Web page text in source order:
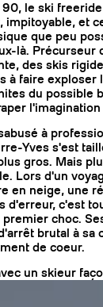
le ski
impitoyable, et
que peu
là. Précurseur
des skis
à faire exploser
du possible
à
Yves s'est
gros. Mais
Lors d'un
en neige, une
d'erreur, c'est
choc.
brutal à
de coeur.
un skieur